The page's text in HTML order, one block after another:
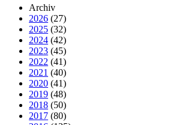
Archiv
2026 (27)
2025 (32)
2024 (42)
2023 (45)
2022 (41)
2021 (40)
2020 (41)
2019 (48)
2018 (50)
2017 (80)